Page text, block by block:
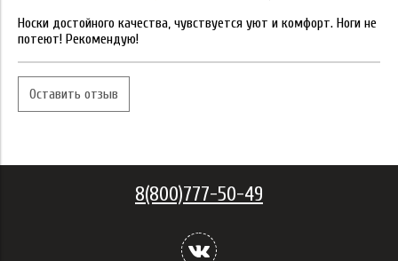
Носки достойного качества, чувствуется уют и комфорт. Ноги не
потеют! Рекомендую!
Оставить отзыв
8(800)777-50-49